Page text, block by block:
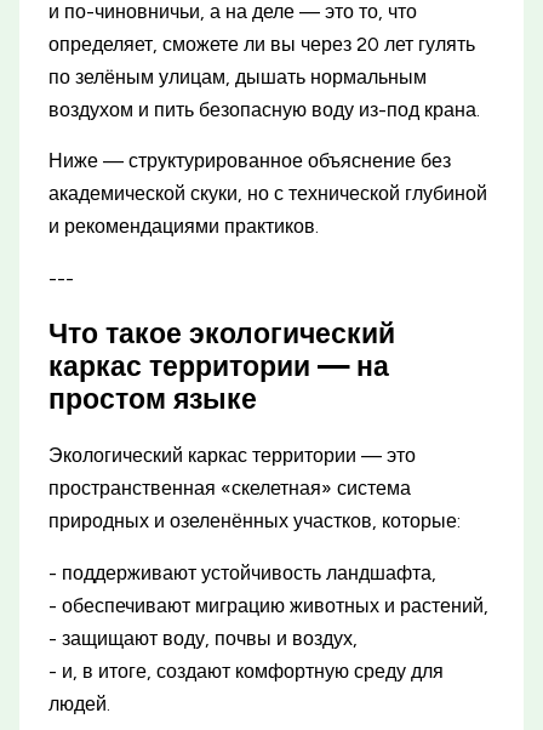
и по-чиновничьи, а на деле — это то, что
определяет, сможете ли вы через 20 лет гулять
по зелёным улицам, дышать нормальным
воздухом и пить безопасную воду из-под крана.
Ниже — структурированное объяснение без
академической скуки, но с технической глубиной
и рекомендациями практиков.
---
Что такое экологический
каркас территории — на
простом языке
Экологический каркас территории — это
пространственная «скелетная» система
природных и озеленённых участков, которые:
- поддерживают устойчивость ландшафта,
- обеспечивают миграцию животных и растений,
- защищают воду, почвы и воздух,
- и, в итоге, создают комфортную среду для
людей.